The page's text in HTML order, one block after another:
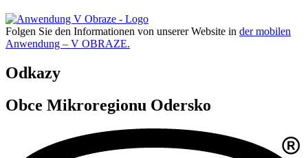
Folgen Sie den Informationen von unserer Website in der mobilen
Anwendung – V OBRAZE.
Odkazy
Obce Mikroregionu Odersko